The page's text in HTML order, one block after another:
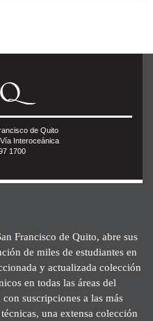
de Quito
Interoceánica
1700
Francisco de Quito, abre sus
de miles de estudiantes en
y actualizada colección
en todas las áreas del
suscripciones a las más
una extensa colección